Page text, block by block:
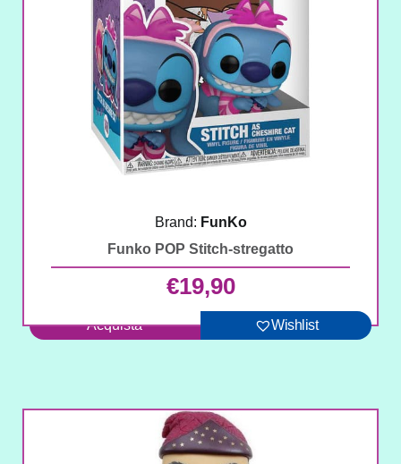
Brand: FunKo
Funko POP Stitch-stregatto
€19,90
Acquista Wishlist